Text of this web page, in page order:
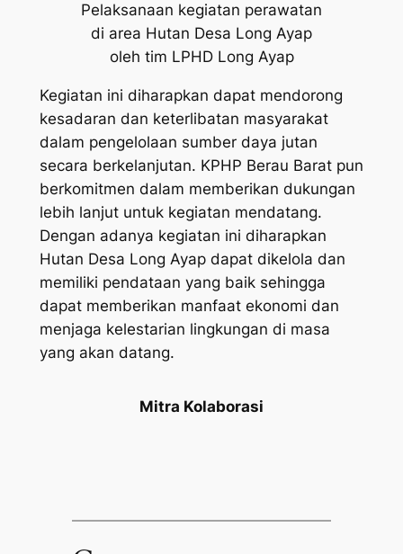
Pelaksanaan kegiatan perawatan
di area Hutan Desa Long Ayap
oleh tim LPHD Long Ayap
Kegiatan ini diharapkan dapat mendorong
kesadaran dan keterlibatan masyarakat
dalam pengelolaan sumber daya jutan
secara berkelanjutan. KPHP Berau Barat pun
berkomitmen dalam memberikan dukungan
lebih lanjut untuk kegiatan mendatang.
Dengan adanya kegiatan ini diharapkan
Hutan Desa Long Ayap dapat dikelola dan
memiliki pendataan yang baik sehingga
dapat memberikan manfaat ekonomi dan
menjaga kelestarian lingkungan di masa
yang akan datang.
Mitra Kolaborasi